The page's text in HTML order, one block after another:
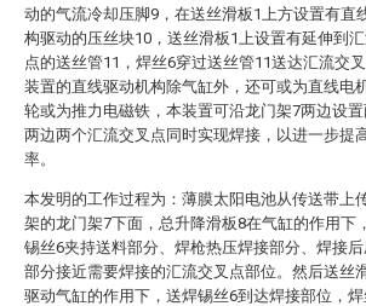
动的气流冷却压脚9，在送丝滑板1上方设置有直
构驱动的压丝块10，送丝滑板1上设置有延伸到汇
点的送丝管11，焊丝6穿过送丝管11送达汇流交
装置的直线驱动机构除气缸外，还可或为直线电
轮或为推力电磁铁，本装置可沿龙门架7两边设
两边两个汇流交叉点同时实现焊接，以进一步提
率。
本发明的工作过程为：薄膜太阳电池从传送带上
架的龙门架7下面，总升降滑板8在气缸的作用下
锡丝6夹持送料部分、焊枪热压焊接部分、焊接
部分接近需要焊接的汇流交叉点部位。然后送丝
驱动气缸的作用下，送焊锡丝6到达焊接部位，